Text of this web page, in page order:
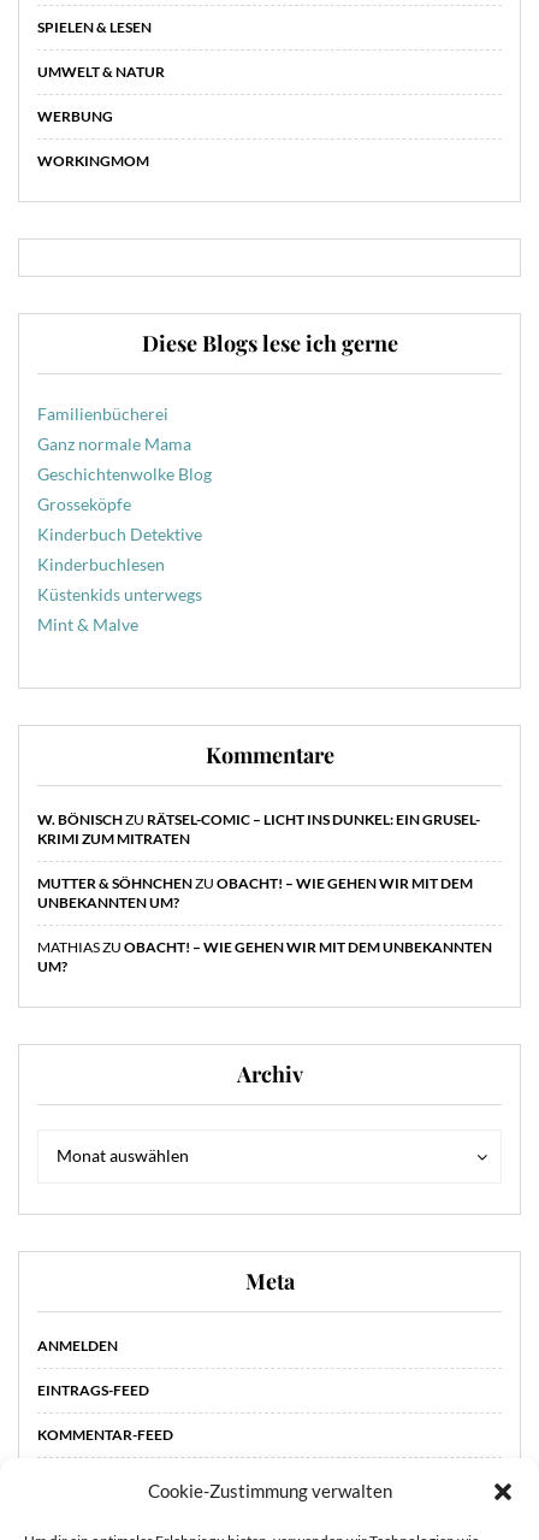
Cookie-Zustimmung verwalten
SPIELEN & LESEN
UMWELT & NATUR
WERBUNG
WORKINGMOM
Diese Blogs lese ich gerne
Familienbücherei
Ganz normale Mama
Geschichtenwolke Blog
Grosseköpfe
Kinderbuch Detektive
Kinderbuchlesen
Küstenkids unterwegs
Mint & Malve
Kommentare
W. BÖNISCHZU RÄTSEL-COMIC – LICHT INS DUNKEL: EIN GRUSEL-
KRIMI ZUM MITRATEN
MUTTER & SÖHNCHENZU OBACHT! – WIE GEHEN WIR MIT DEM
UNBEKANNTEN UM?
MATHIASZU OBACHT! – WIE GEHEN WIR MIT DEM UNBEKANNTEN
UM?
Archiv
Monat auswählen
Meta
ANMELDEN
EINTRAGS-FEED
KOMMENTAR-FEED